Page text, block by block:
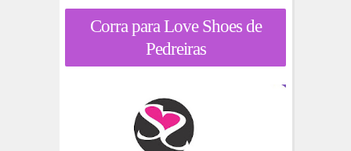
Corra para Love Shoes de
Pedreiras